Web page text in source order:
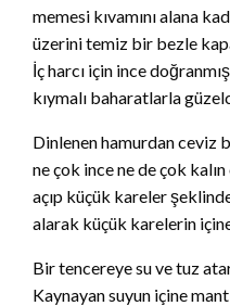
memesi kıvamını alana
üzerini temiz bir bezle
İç harcı için ince
kıymalı baharatlarla
Dinlenen hamurdan ceviz
ne çok ince ne de çok
açıp küçük kareler
alarak küçük karelerin
Bir tencereye su ve tuz
Kaynayan suyun içine